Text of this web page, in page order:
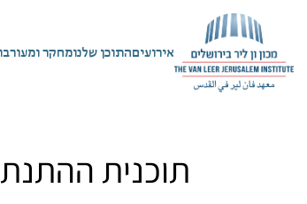
אירועיםהתוכן שלנומחקר
תוכנית